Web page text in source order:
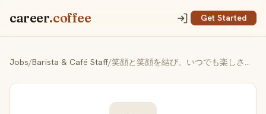
career.coffee Get Started
Jobs/Barista & Café Staff/ 笑顔と笑顔を結び、いつでも楽しさを届ける誇りのある仕事を